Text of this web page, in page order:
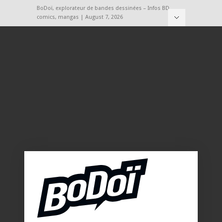
BoDoï, explorateur de bandes dessinées – Infos BD,
comics, mangas | August 7, 2026